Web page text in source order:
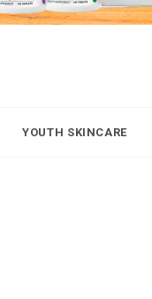
YOUTH SKINCARE